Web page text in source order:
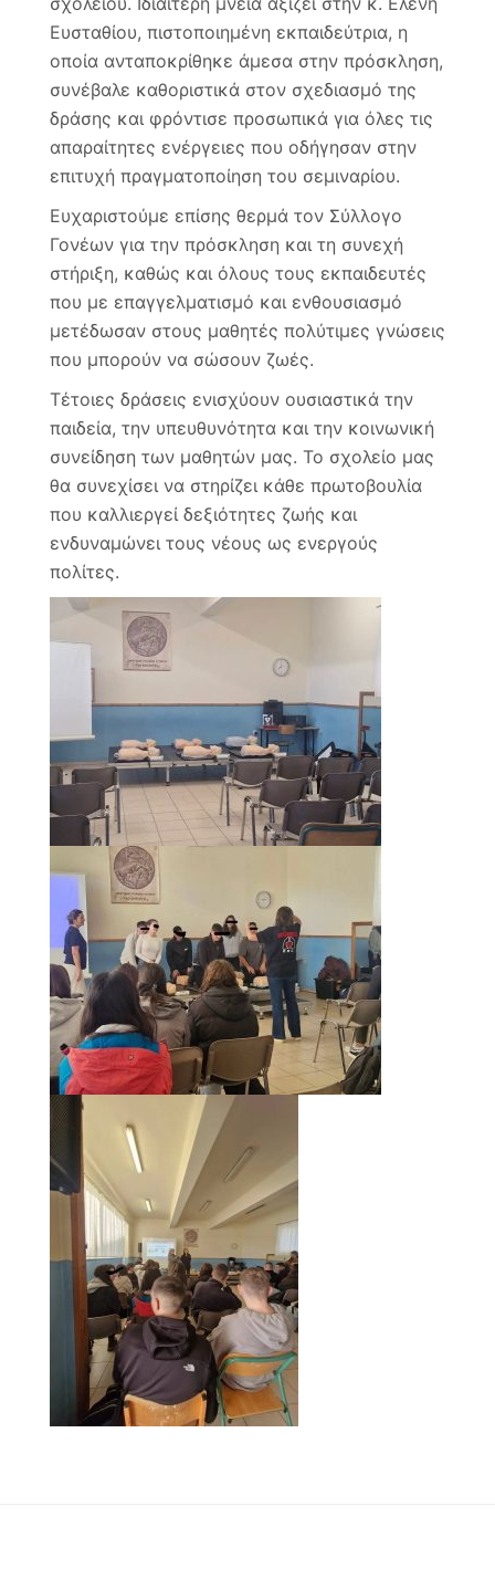
Ευσταθίου, πιστοποιημένη εκπαιδεύτρια, η
οποία ανταποκρίθηκε άμεσα στην πρόσκληση,
συνέβαλε καθοριστικά στον σχεδιασμό της
δράσης και φρόντισε προσωπικά για όλες τις
απαραίτητες ενέργειες που οδήγησαν στην
επιτυχή πραγματοποίηση του σεμιναρίου.
Ευχαριστούμε επίσης θερμά τον Σύλλογο
Γονέων για την πρόσκληση και τη συνεχή
στήριξη, καθώς και όλους τους εκπαιδευτές
που με επαγγελματισμό και ενθουσιασμό
μετέδωσαν στους μαθητές πολύτιμες γνώσεις
που μπορούν να σώσουν ζωές.
Τέτοιες δράσεις ενισχύουν ουσιαστικά την
παιδεία, την υπευθυνότητα και την κοινωνική
συνείδηση των μαθητών μας. Το σχολείο μας
θα συνεχίσει να στηρίζει κάθε πρωτοβουλία
που καλλιεργεί δεξιότητες ζωής και
ενδυναμώνει τους νέους ως ενεργούς
πολίτες.